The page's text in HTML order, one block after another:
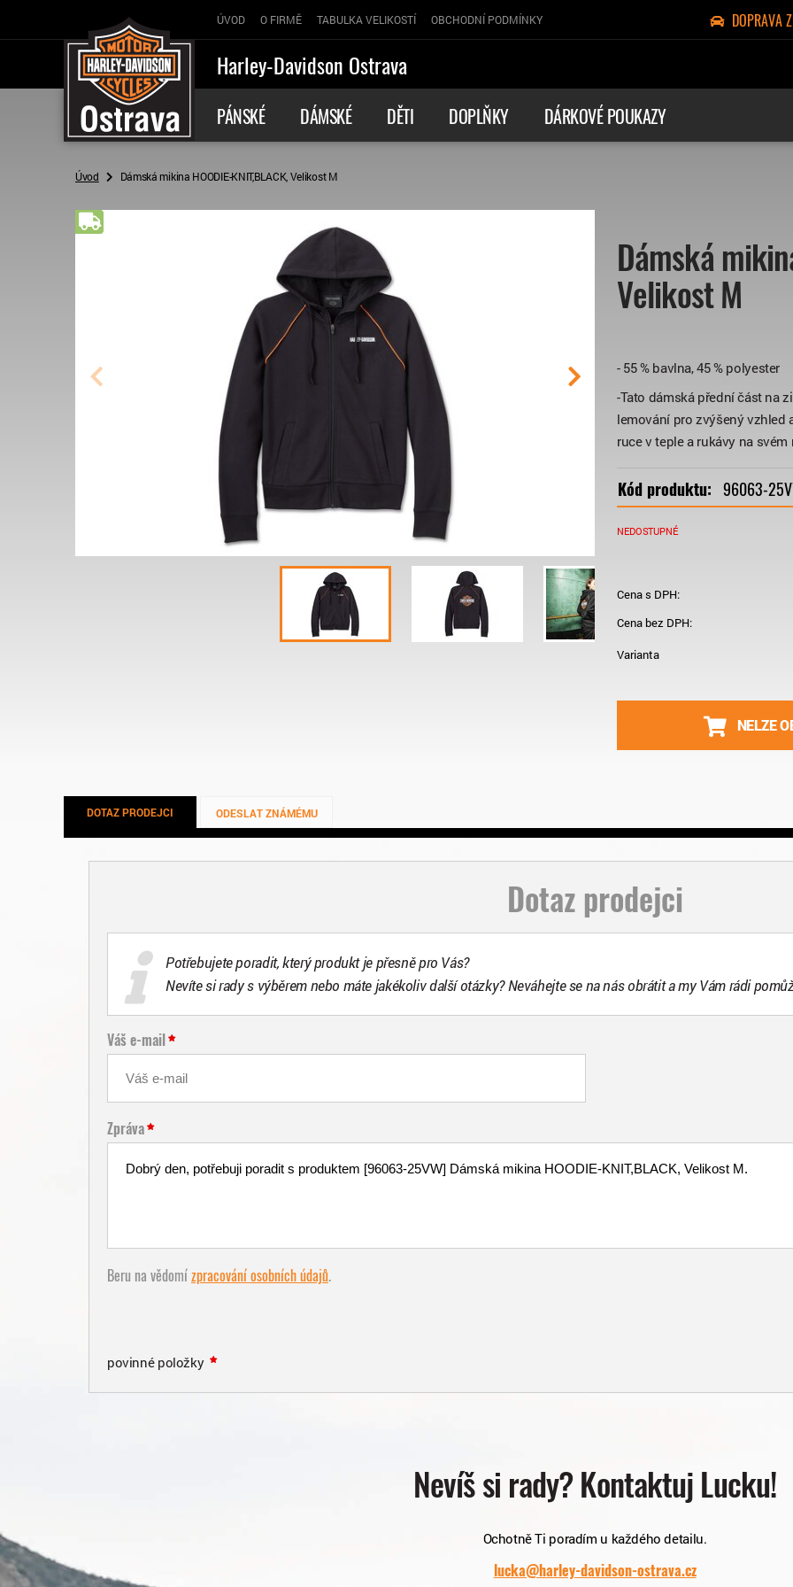
ÚVOD O FIRMĚ TABULKA VELIKOSTÍ OBCHODNÍ PODMÍNKY DOPRAVA
Harley-Davidson Ostrava
PÁNSKÉ DÁMSKÉ DĚTI DOPLŇKY DÁRKOVÉ POUKAZY
Úvod Dámská mikina HOODIE-KNIT,BLACK, Velikost M
Dámská
Velikost M
- 55 % bavlna, 45 % polyester
-Tato dámská přední část na
lemování pro zvýšený vzhled
ruce v teple a rukávy na svém
Doprava zdarma
Kód produktu: 96063-
NEDOSTUPNÉ
Cena s DPH:
Cena bez DPH:
Varianta
NELZE
DOTAZ PRODEJCI ODESLAT ZNÁMÉMU
Dotaz prodejci
Potřebujete poradit, který produkt je přesně pro Vás?
Nevíte si rady s výběrem nebo máte jakékoliv další otázky? Neváhejte se na nás obrátit a my Vám rádi
Váš e-mail
Zpráva
Beru na vědomízpracování osobních údajů.
povinné položky
Nevíš si rady? Kontaktuj Lucku!
Ochotně Ti poradím u každého detailu.
lucka@harley-davidson-ostrava.cz